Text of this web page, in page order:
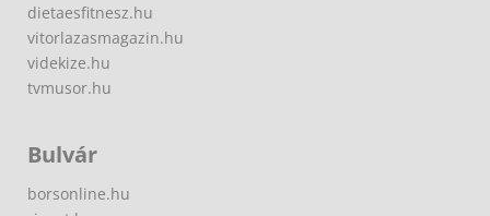
dietaesfitnesz.hu
vitorlazasmagazin.hu
videkize.hu
tvmusor.hu
Bulvár
borsonline.hu